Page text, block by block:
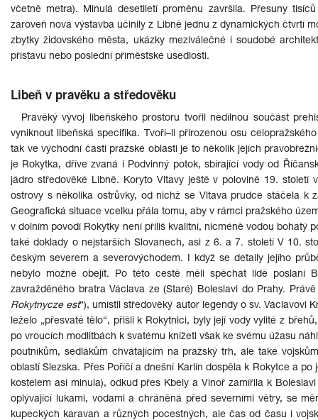
včetně metra). Minulá desetiletí proměnu završila. Přesuny
zároveň nová výstavba učinily z Libně jednu z dynamických čtvrtí
zbytky židovského města, ukázky meziválečné i soudobé
přístavu nebo poslední příměstské usedlosti.
Libeň v pravěku a středověku
Pravěký vývoj libeňského prostoru tvořil nedílnou součást
vyniknout libeňská specifika. Tvoří–li přirozenou osu
tak ve východní části pražské oblasti je to několik jejích
je Rokytka, dříve zvaná i Podvinný potok, sbírající vody od
jádro středověké Libně. Koryto Vltavy ještě v polovině 19.
ostrovy s několika ostrůvky, od nichž se Vltava prudce stáčela k
Geografická situace vcelku přála tomu, aby v rámci pražského
v dolním povodí Rokytky není příliš kvalitní, nicméně vodou bohatý
také doklady o nejstarších Slovanech, asi z 6. a 7. století V 10.
českým severem a severovýchodem. I když se detaily jejího
nebylo možné obejít. Po této cestě měli spěchat lidé poslaní
zavražděného bratra Václava ze (Staré) Boleslavi do Prahy.
Rokytnycze est“), umístil středověký autor legendy o sv. Václavovi
leželo „přesvaté tělo“, přišli k Rokytnici, byly její vody vylité z
po vroucích modlitbách k svatému knížeti však ke svému úžasu
poutníkům, sedlákům chvátajícím na pražský trh, ale také
oblastí Slezska. Přes Poříčí a dnešní Karlín dospěla k Rokytce a
kostelem asi minula), odkud přes Kbely a Vinoř zamířila k
oplývající lukami, vodami a chráněná před severními větry, se
kupeckých karavan a různých pocestných, ale čas od času i